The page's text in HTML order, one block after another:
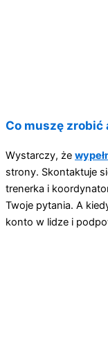
Co muszę zrobić
Wystarczy, że
strony. Skontaktuje
trenerka i
Twoje pytania. A
konto w lidze i